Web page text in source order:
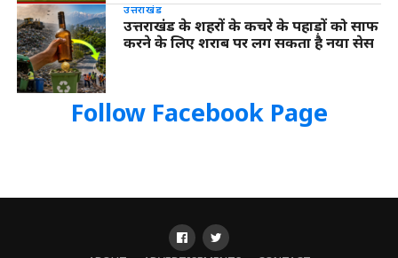
उत्तराखंड
उत्तराखंड के शहरों के कचरे के पहाड़ों को साफ
करने के लिए शराब पर लग सकता है नया सेस
Follow Facebook Page